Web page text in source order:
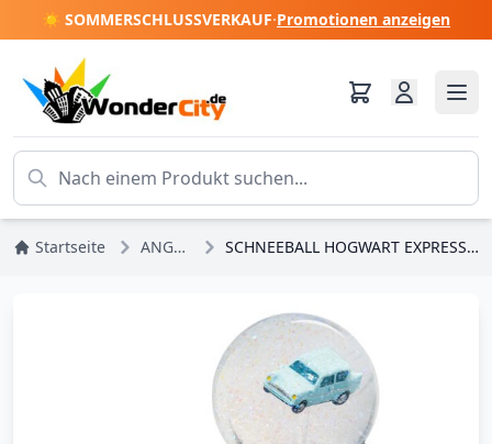
☀️ SOMMERSCHLUSSVERKAUF·Promotionen anzeigen
Startseite ANGEBOTE SCHNEEBALL HOGWART EXPRESS - HARRY POTTER